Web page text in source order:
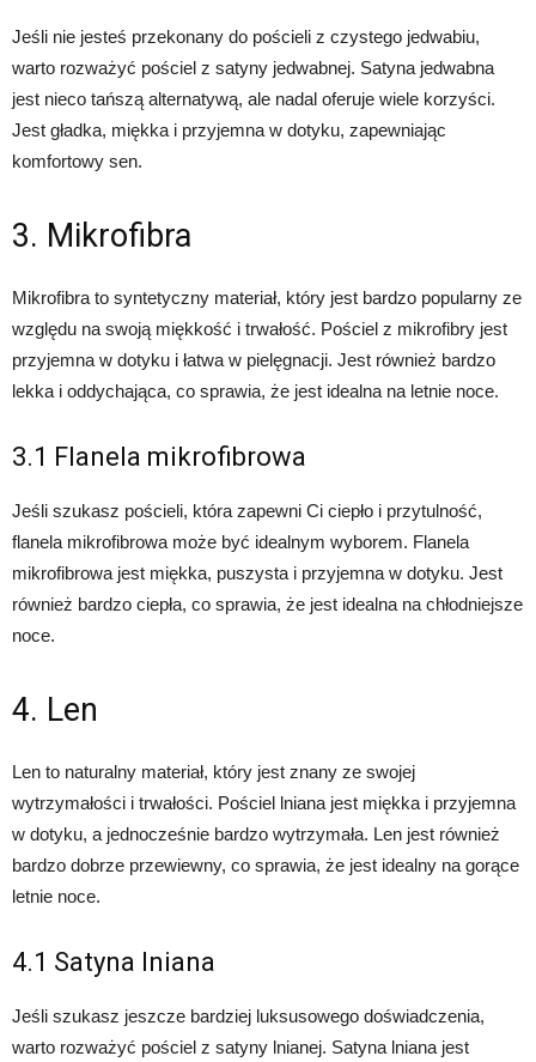
Jeśli nie jesteś przekonany do pościeli z czystego jedwabiu,
warto rozważyć pościel z satyny jedwabnej. Satyna jedwabna
jest nieco tańszą alternatywą, ale nadal oferuje wiele korzyści.
Jest gładka, miękka i przyjemna w dotyku, zapewniając
komfortowy sen.
3. Mikrofibra
Mikrofibra to syntetyczny materiał, który jest bardzo popularny ze
względu na swoją miękkość i trwałość. Pościel z mikrofibry jest
przyjemna w dotyku i łatwa w pielęgnacji. Jest również bardzo
lekka i oddychająca, co sprawia, że jest idealna na letnie noce.
3.1 Flanela mikrofibrowa
Jeśli szukasz pościeli, która zapewni Ci ciepło i przytulność,
flanela mikrofibrowa może być idealnym wyborem. Flanela
mikrofibrowa jest miękka, puszysta i przyjemna w dotyku. Jest
również bardzo ciepła, co sprawia, że jest idealna na chłodniejsze
noce.
4. Len
Len to naturalny materiał, który jest znany ze swojej
wytrzymałości i trwałości. Pościel lniana jest miękka i przyjemna
w dotyku, a jednocześnie bardzo wytrzymała. Len jest również
bardzo dobrze przewiewny, co sprawia, że jest idealny na gorące
letnie noce.
4.1 Satyna lniana
Jeśli szukasz jeszcze bardziej luksusowego doświadczenia,
warto rozważyć pościel z satyny lnianej. Satyna lniana jest